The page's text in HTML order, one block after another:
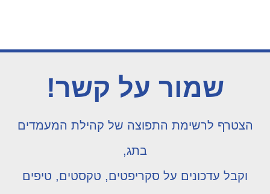
שמור על קשר!
הצטרף לרשימת התפוצה של קהילת המעמדים
בתג,
וקבל עדכונים על סקריפטים, טקסטים, טיפים